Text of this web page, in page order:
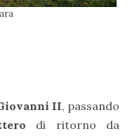
II, passando
di ritorno da